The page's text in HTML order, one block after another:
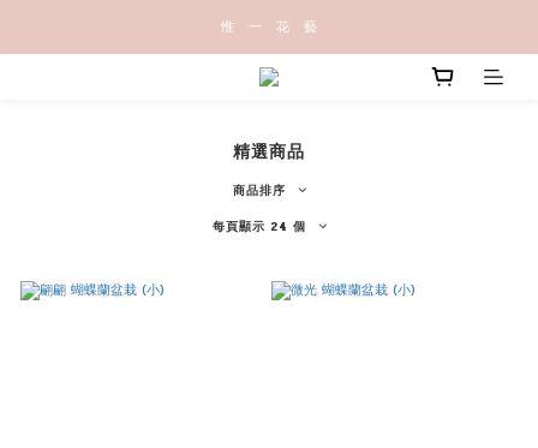
惟   一   花   藝
精選商品
商品排序
每頁顯示 24 個